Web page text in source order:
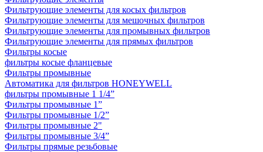
Фильтрующие элементы для косых фильтров
Фильтрующие элементы для мешочных фильтров
Фильтрующие элементы для промывных фильтров
Фильтрующие элементы для прямых фильтров
Фильтры косые
фильтры косые фланцевые
Фильтры промывные
Автоматика для фильтров HONEYWELL
фильтры промывные 1 1/4”
Фильтры промывные 1”
Фильтры промывные 1/2”
Фильтры промывные 2"
Фильтры промывные 3/4”
Фильтры прямые резьбовые